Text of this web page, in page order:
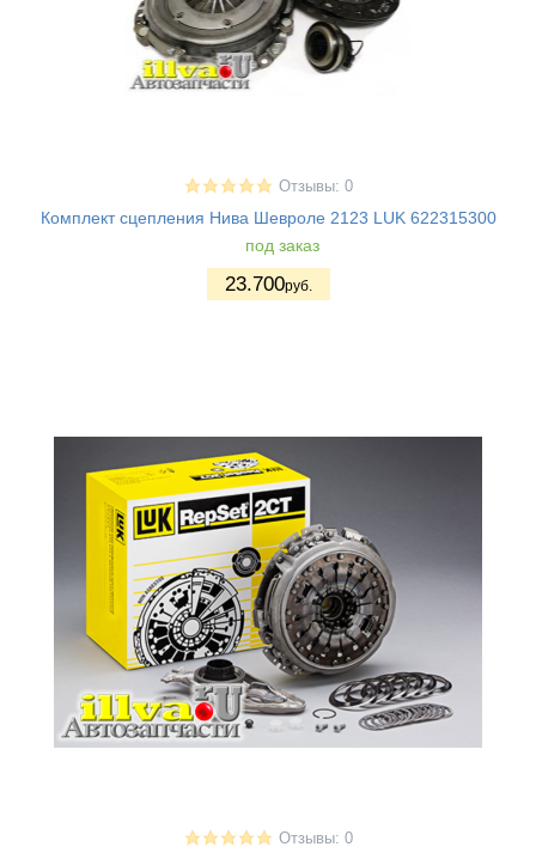
Отзывы: 0
Комплект сцепления Нива Шевроле 2123 LUK 622315300
под заказ
23.700руб.
Отзывы: 0